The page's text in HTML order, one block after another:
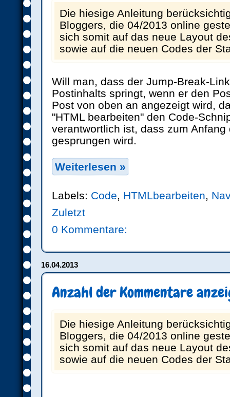
Die hiesige Anleitung
Bloggers, die 04/2013 online
sich somit auf das neue Layout
sowie auf die neuen Codes der
Will man, dass der Jump-Break-
Postinhalts springt, wenn er den
Post von oben an angezeigt wird,
"HTML bearbeiten" den Code-
verantwortlich ist, dass zum Anfang
gesprungen wird.
Weiterlesen »
Labels: Code, HTMLbearbeiten,
Zuletzt
0 Kommentare:
16.04.2013
Anzahl der Kommentare
Die hiesige Anleitung
Bloggers, die 04/2013 online
sich somit auf das neue Layout
sowie auf die neuen Codes der